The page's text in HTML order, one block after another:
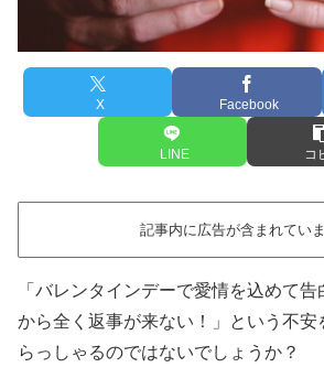
X Facebook
LINE コ
記事内に広告が含まれていま
「バレンタインデーで愛情を込めて
から全く返事が来ない！」という不安
らっしゃるのではないでしょうか？